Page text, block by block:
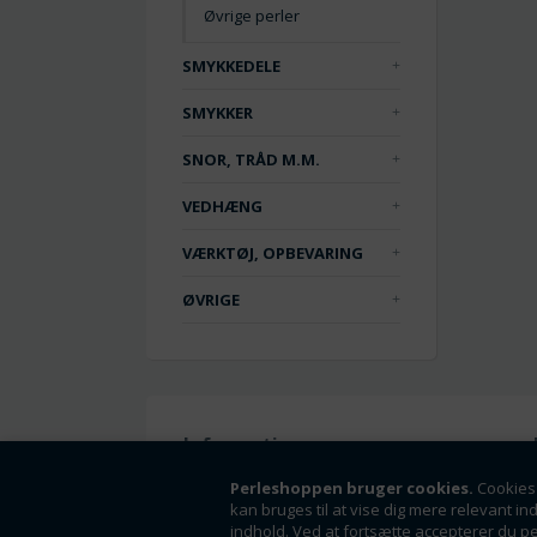
Perleshoppen bruger cookies.
kan bruges til at vise dig mere relevant
indhold. Ved at fortsætte accepterer du
Øvrige perler
SMYKKEDELE
SMYKKER
SNOR, TRÅD M.M.
VEDHÆNG
VÆRKTØJ, OPBEVARING
ØVRIGE
Information
Handelsbetingelser
Fortrydelsesret